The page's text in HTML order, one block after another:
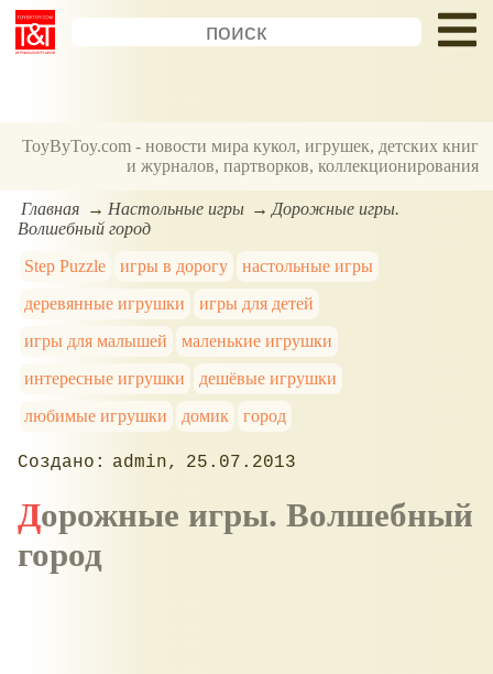
ToyByToy.com - новости мира кукол, игрушек, детских книг
и журналов, партворков, коллекционирования
Главная Настольные игры
Дорожные игры.
Волшебный город
Step Puzzle
игры в дорогу
настольные игры
деревянные игрушки
игры для детей
игры для малышей
маленькие игрушки
интересные игрушки
дешёвые игрушки
любимые игрушки
домик город
admin 25.07.2013
Дорожные игры. Волшебный
город